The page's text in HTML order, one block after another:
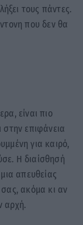
τους πάντες.
που δεν θα
είναι πιο
στην επιφάνεια
για καιρό,
Η διαίσθησή
απευθείας
ακόμα κι αν
αρχή.